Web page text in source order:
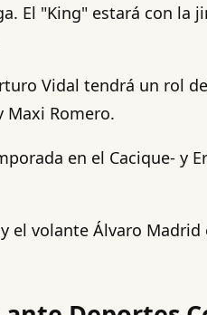
El "King" estará con la
Vidal tendrá un rol
Maxi Romero.
en el Cacique- y
el volante Álvaro